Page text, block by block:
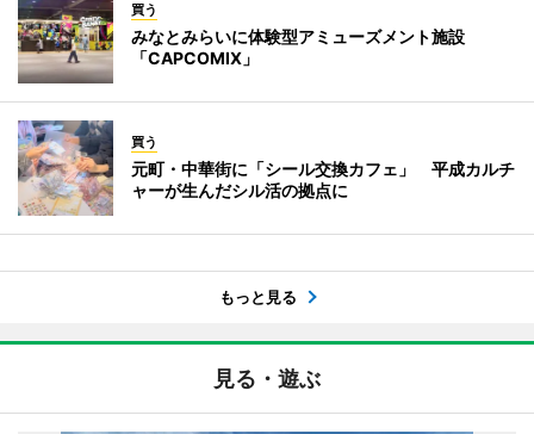
買う
みなとみらいに体験型アミューズメント施設
「CAPCOMIX」
買う
元町・中華街に「シール交換カフェ」 平成カルチ
ャーが生んだシル活の拠点に
もっと見る
見る・遊ぶ